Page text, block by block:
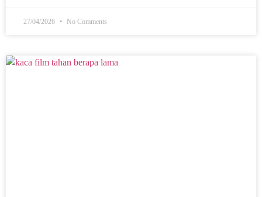
27/04/2026 No Comments